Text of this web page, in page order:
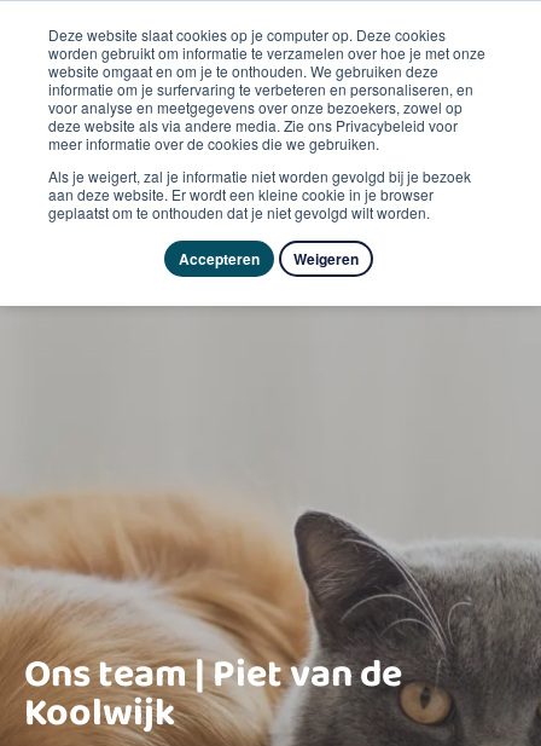
Deze website slaat cookies op je computer op. Deze cookies
worden gebruikt om informatie te verzamelen over hoe je met onze
website omgaat en om je te onthouden. We gebruiken deze
informatie om je surfervaring te verbeteren en personaliseren, en
voor analyse en meetgegevens over onze bezoekers, zowel op
deze website als via andere media. Zie ons Privacybeleid voor
meer informatie over de cookies die we gebruiken.
Als je weigert, zal je informatie niet worden gevolgd bij je bezoek
aan deze website. Er wordt een kleine cookie in je browser
geplaatst om te onthouden dat je niet gevolgd wilt worden.
Accepteren Weigeren
Ons team | Piet van de
Koolwijk